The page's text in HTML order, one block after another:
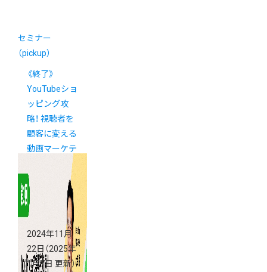
セミナー
（pickup）
《終了》
YouTubeショ
ッピング攻
略！ 視聴者を
顧客に変える
動画マーケテ
2024年11月
22日 （2025年
1月7日 更新）